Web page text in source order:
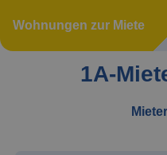
Wohnungen zur Miete
1A-
Mieter